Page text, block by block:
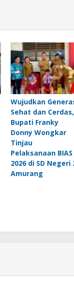
Wujudkan
Sehat dan Cerdas,
Bupati Franky
Donny Wongkar
Tinjau
Pelaksanaan BIAS
2026 di SD Negeri
Amurang